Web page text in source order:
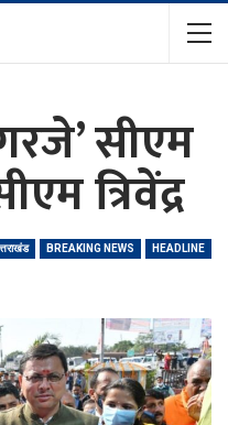
सीएम
त्रिवेंद्र
BREAKING NEWS HEADLINE